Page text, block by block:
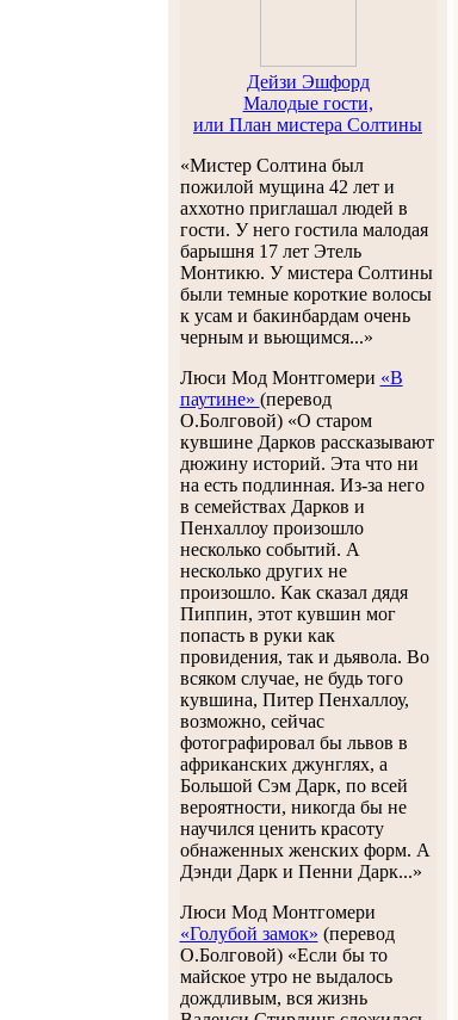
Дейзи Эшфорд
Малодые гости,
или План мистера Солтины
«Мистер Солтина был
пожилой мущина 42 лет и
аххотно приглашал людей в
гости. У него гостила малодая
барышня 17 лет Этель
Монтикю. У мистера Солтины
были темные короткие волосы
к усам и бакинбардам очень
черным и вьющимся...»
Люси Мод Монтгомери «В
паутине» (перевод
О.Болговой) «О старом
кувшине Дарков рассказывают
дюжину историй. Эта что ни
на есть подлинная. Из-за него
в семействах Дарков и
Пенхаллоу произошло
несколько событий. А
несколько других не
произошло. Как сказал дядя
Пиппин, этот кувшин мог
попасть в руки как
провидения, так и дьявола. Во
всяком случае, не будь того
кувшина, Питер Пенхаллоу,
возможно, сейчас
фотографировал бы львов в
африканских джунглях, а
Большой Сэм Дарк, по всей
вероятности, никогда бы не
научился ценить красоту
обнаженных женских форм. А
Дэнди Дарк и Пенни Дарк...»
Люси Мод Монтгомери
«Голубой замок» (перевод
О.Болговой) «Если бы то
майское утро не выдалось
дождливым, вся жизнь